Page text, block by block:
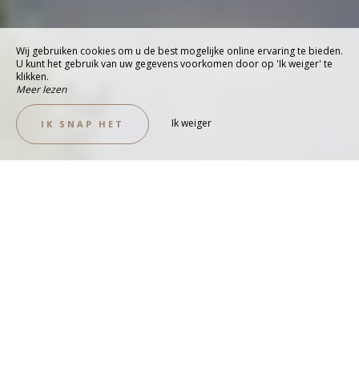
Wij gebruiken cookies om u de best mogelijke online ervaring te bieden.
U kunt het gebruik van uw gegevens voorkomen door op 'Ik weiger' te
klikken.
Meer lezen
IK SNAP HET Ik weiger